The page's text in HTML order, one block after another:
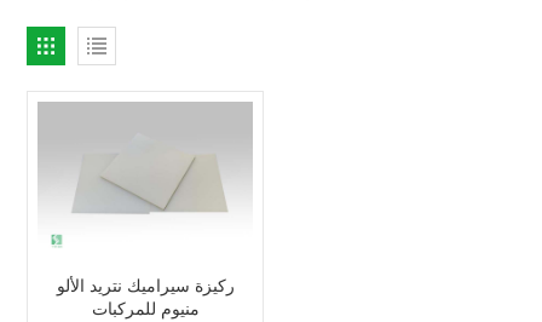
ركيزة سيراميك نتريد الألو
منيوم للمركبات